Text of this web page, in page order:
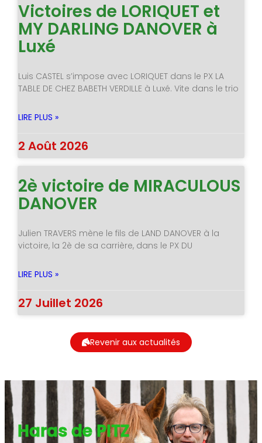
Victoires de LORIQUET et
MY DARLING DANOVER à
Luxé
Luis CASTEL s’impose avec LORIQUET dans le PX LA
TABLE DE CHEZ BABETH VERDILLE à Luxé. Vite dans le trio
LIRE PLUS »
2 Août 2026
2è victoire de MIRACULOUS
DANOVER
Julien TRAVERS mène le fils de LAND DANOVER à la
victoire, la 2è de sa carrière, dans le PX DU
LIRE PLUS »
27 Juillet 2026
Revenir aux actualités
Haras de PITZ